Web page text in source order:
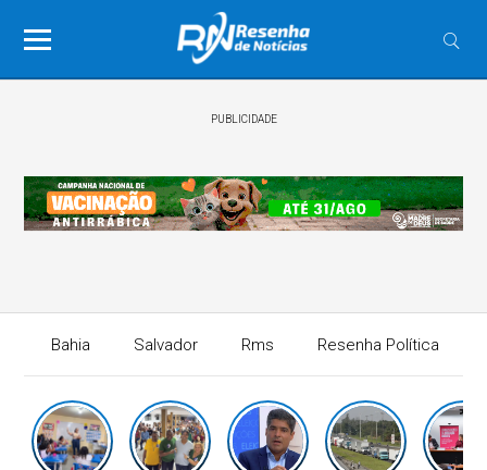
PUBLICIDADE
Bahia Salvador Rms Resenha Política